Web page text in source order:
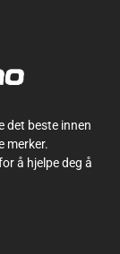
det beste innen
merker.
å hjelpe deg å